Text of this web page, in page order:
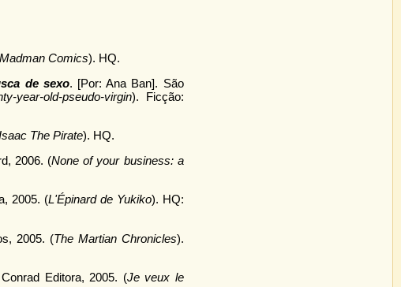
Madman Comics). HQ.
de sexo. [Por: Ana Ban]. São
year-old-pseudo-virgin). Ficção:
The Pirate). HQ.
2006. (None of your business: a
2005. (L'Épinard de Yukiko). HQ:
2005. (The Martian Chronicles).
Editora, 2005. (Je veux le